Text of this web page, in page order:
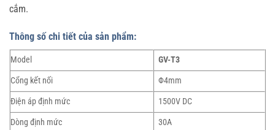
cắm.
Thông số chi tiết của sản phẩm:
Model
GV-T3
Cổng kết nối
Φ4mm
Điện áp định mức
1500V DC
Dòng định mức
30A